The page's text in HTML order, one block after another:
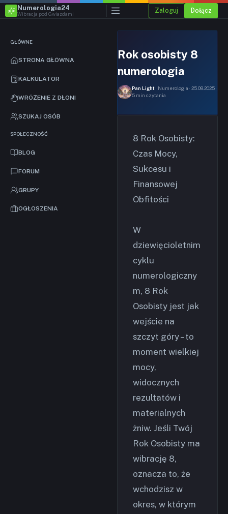
GŁÓWNE
STRONA GŁÓWNA
KALKULATOR
WRÓŻENIE Z DŁONI
SZUKAJ OSÓB
SPOŁECZNOŚĆ
BLOG
FORUM
GRUPY
OGŁOSZENIA
Numerologia24
Wibracja pod Gwiazdami Zaloguj Dołącz
Rok osobisty 8
numerologia
Pan Light· Numerologia · 25.08.2025 ·
5 min czytania
8 Rok Osobisty:
Czas Mocy,
Sukcesu i
Finansowej
Obfitości
W
dziewięcioletnim
cyklu
numerologiczny
m, 8 Rok
Osobisty jest jak
wejście na
szczyt góry – to
moment wielkiej
mocy,
widocznych
rezultatów i
materialnych
żniw. Jeśli Twój
Rok Osobisty ma
wibrację 8,
oznacza to, że
wchodzisz w
okres, w którym